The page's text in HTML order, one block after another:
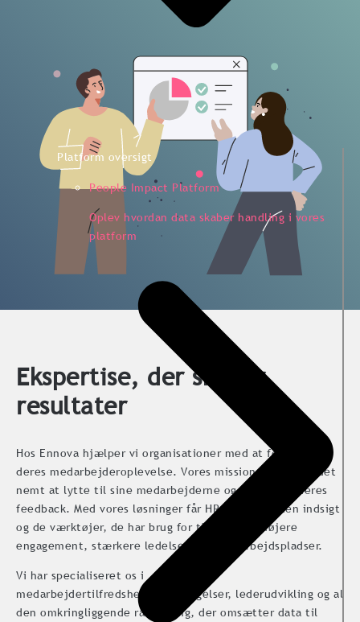
Platform oversigt
People Impact Platform
Oplev hvordan data skaber handling i vores
platform
Ekspertise, der skaber
resultater
Hos Ennova hjælper vi organisationer med at forbedre
deres medarbejderoplevelse. Vores mission er at gøre det
nemt at lytte til sine medarbejderne og handle på deres
feedback. Med vores løsninger får HR og ledere den indsigt
og de værktøjer, de har brug for til at skabe højere
engagement, stærkere ledelse og bedre arbejdspladser.
Vi har specialiseret os i
medarbejdertilfredshedsundersøgelser, lederudvikling og al
den omkringliggende rådgivning, der omsætter data til